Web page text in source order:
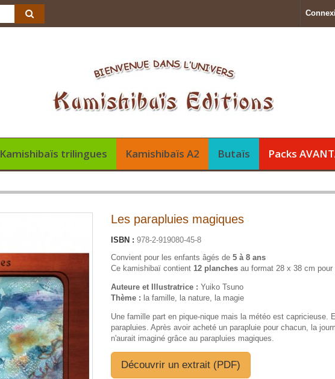
Kamishibaïs trilingues Kamishibaïs A2 Butaïs Packs
Les parapluies magiques
ISBN : 978-2-919080-45-8
Convient pour les enfants âgés de 5 à 8 ans
Ce kamishibaï contient 12 planches au format 28 x 38 cm pour
Auteure et Illustratrice : Yuiko Tsuno
Thème : la famille, la nature, la magie
Une famille part en pique-nique mais la météo est capricieuse.
parapluies. Après avoir acheté un parapluie pour chacun, la
n'aurait imaginé grâce au parapluies magiques.
Découvrir un extrait (PDF)